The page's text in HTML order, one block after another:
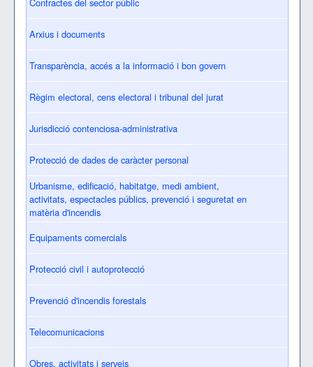
Arxius i documents
Transparència, accés a la informació i bon govern
Règim electoral, cens electoral i tribunal del jurat
Jurisdicció contenciosa-administrativa
Protecció de dades de caràcter personal
Urbanisme, edificació, habitatge, medi ambient,
activitats, espectacles públics, prevenció i seguretat en
matèria d'incendis
Equipaments comercials
Protecció civil i autoprotecció
Prevenció d'incendis forestals
Telecomunicacions
Obres, activitats i serveis